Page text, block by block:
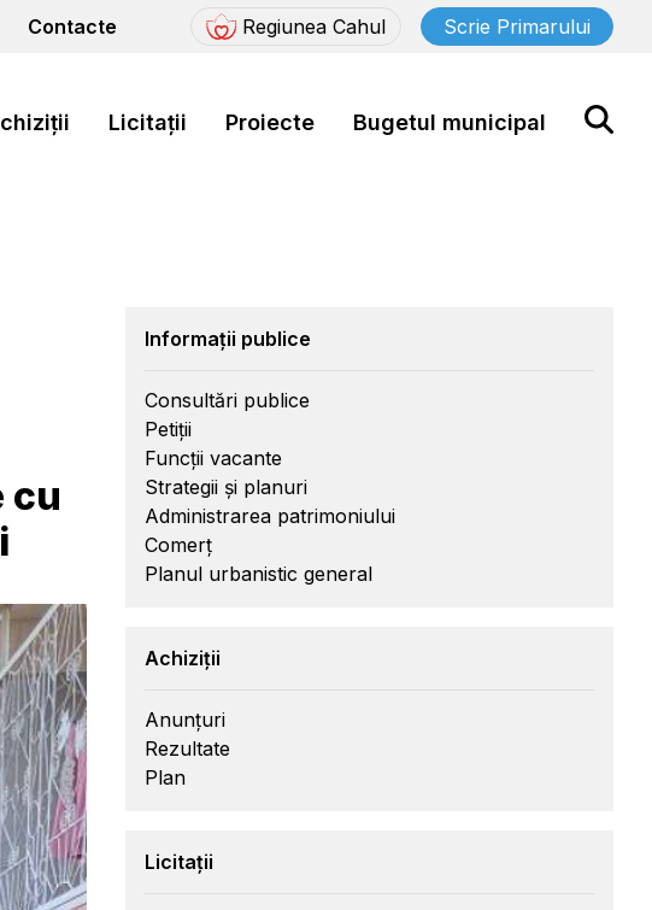
Contacte Regiunea Cahul Scrie Primarului
Licitații Proiecte Bugetul municipal
cu
Informații publice
Consultări publice
Petiții
Funcții vacante
Strategii și planuri
Administrarea patrimoniului
Comerț
Planul urbanistic general
Achiziții
Anunțuri
Rezultate
Plan
Licitații